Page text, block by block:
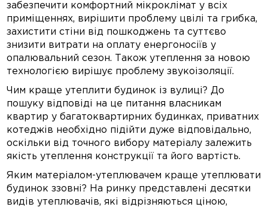
забезпечити комфортний мікроклімат у всіх
приміщеннях, вирішити проблему цвілі та грибка,
захистити стіни від пошкоджень та суттєво
знизити витрати на оплату енергоносіїв у
опалювальний сезон. Також утеплення за новою
технологією вирішує проблему звукоізоляції.
Чим краще утеплити будинок із вулиці? До
пошуку відповіді на це питання власникам
квартир у багатоквартирних будинках, приватних
котеджів необхідно підійти дуже відповідально,
оскільки від точного вибору матеріалу залежить
якість утеплення конструкції та його вартість.
Яким матеріалом-утеплювачем краще утеплювати
будинок ззовні? На ринку представлені десятки
видів утеплювачів, які відрізняються ціною,